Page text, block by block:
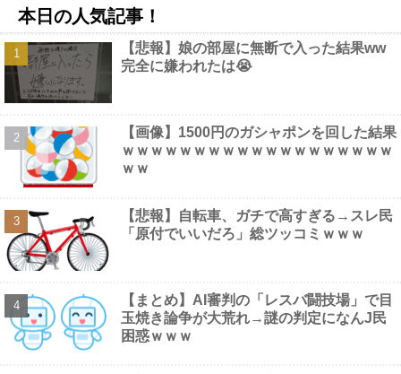
落ちる他 NEW!
【画像】 避難所の女がHすぎるｗｗｗｗｗ NEW!
最近のテレビって、ただのでかいYouTubeになりつつあるよな他
NEW!
【画像】 マスパンこと枡田絵理奈アナ、地上波でまさかのパ○チ
ラ NEW!
「何者にもなれなかった結果、○○するのは本当にやめた方がい
い。それやっても自分の価値は上がらない」→各界隈に突き刺さっ
てしまう他 NEW!
【画像】 渋谷のナイトプール、谷間とお尻のパラダイスだった件
ｗｗｗｗｗｗ NEW!
本日の人気記事！
【悲報】娘の部屋に無断で入った結果ww
完全に嫌われたは😭
【画像】1500円のガシャポンを回した結果
ｗｗｗｗｗｗｗｗｗｗｗｗｗｗｗｗｗｗｗ
ｗｗ
【悲報】自転車、ガチで高すぎる→スレ民
「原付でいいだろ」総ツッコミｗｗｗ
【まとめ】AI審判の「レスバ闘技場」で目
玉焼き論争が大荒れ→謎の判定になんJ民
困惑ｗｗｗ